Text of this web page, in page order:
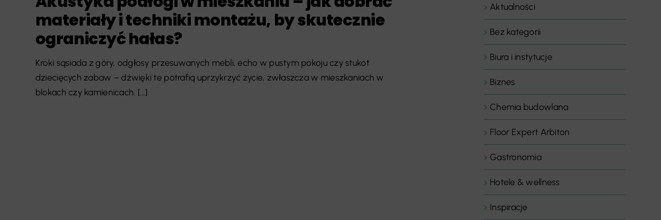
materiały i techniki montażu, by skutecznie
ograniczyć hałas?
Kroki sąsiada z góry, odgłosy przesuwanych mebli, echo w pustym pokoju czy stukot
dziecięcych zabaw – dźwięki te potrafią uprzykrzyć życie, zwłaszcza w mieszkaniach w
blokach czy kamienicach. [...]
Aktualności
Bez kategorii
Biura i instytucje
Biznes
Chemia budowlana
Floor Expert Arbiton
Gastronomia
Hotele & wellness
Inspiracje